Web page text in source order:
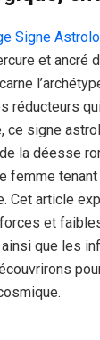
Signe
et ancré
réducteurs
ce signe
la déesse
femme
Cet article
et
que les